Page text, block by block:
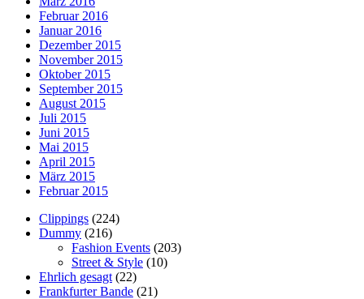
Februar 2016
Januar 2016
Dezember 2015
November 2015
Oktober 2015
September 2015
August 2015
Juli 2015
Juni 2015
Mai 2015
April 2015
März 2015
Februar 2015
Clippings (224)
Dummy (216)
Fashion Events (203)
Street & Style (10)
Ehrlich gesagt (22)
Frankfurter Bande (21)